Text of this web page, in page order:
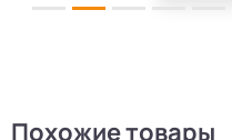
Похожие товары